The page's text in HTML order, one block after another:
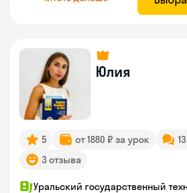
Юлия
5 от 1880 ₽ за урок
3 отзыва
Уральский государственный